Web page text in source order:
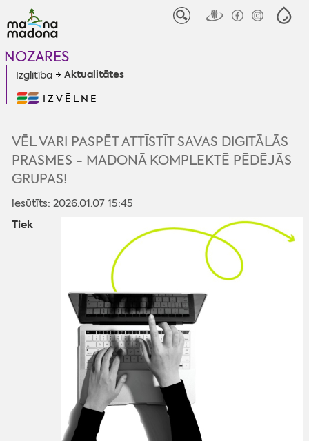
NOZARES
Izglītība Aktualitātes
IZVĒLNE
VĒL VARI PASPĒT ATTĪSTĪT SAVAS DIGITĀLĀS
PRASMES - MADONĀ KOMPLEKTĒ PĒDĒJĀS
GRUPAS!
iesūtīts: 2026.01.07 15:45
Tiek